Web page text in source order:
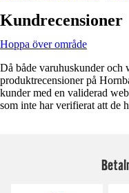
Kundrecensioner
Hoppa över område
Då både varuhuskunder och
produktrecensioner på
kunder med en validerad
som inte har verifierat att de